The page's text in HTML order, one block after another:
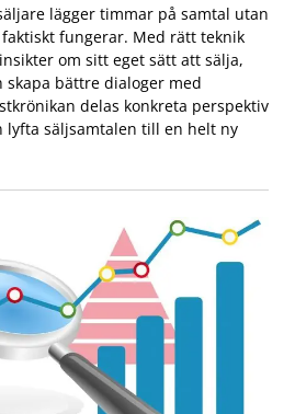
lägger timmar på samtal utan
fungerar. Med rätt teknik
om sitt eget sätt att sälja,
skapa bättre dialoger med
delas konkreta perspektiv
lyfta säljsamtalen till en helt ny